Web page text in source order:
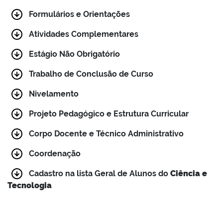
Formulários e Orientações
Atividades Complementares
Estágio Não Obrigatório
Trabalho de Conclusão de Curso
Nivelamento
Projeto Pedagógico e Estrutura Curricular
Corpo Docente e Técnico Administrativo
Coordenação
Cadastro na lista Geral de Alunos do Ciência e
Tecnologia